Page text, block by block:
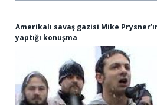
Amerikalı savaş gazisi Mike
yaptığı konuşma